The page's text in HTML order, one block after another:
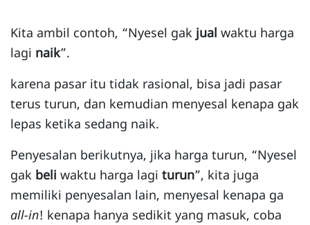
Kita ambil contoh, “Nyesel gak jual waktu harga
lagi naik”.
karena pasar itu tidak rasional, bisa jadi pasar
terus turun, dan kemudian menyesal kenapa gak
lepas ketika sedang naik.
Penyesalan berikutnya, jika harga turun, “Nyesel
gak beli waktu harga lagi turun”, kita juga
memiliki penyesalan lain, menyesal kenapa ga
all-in! kenapa hanya sedikit yang masuk, coba